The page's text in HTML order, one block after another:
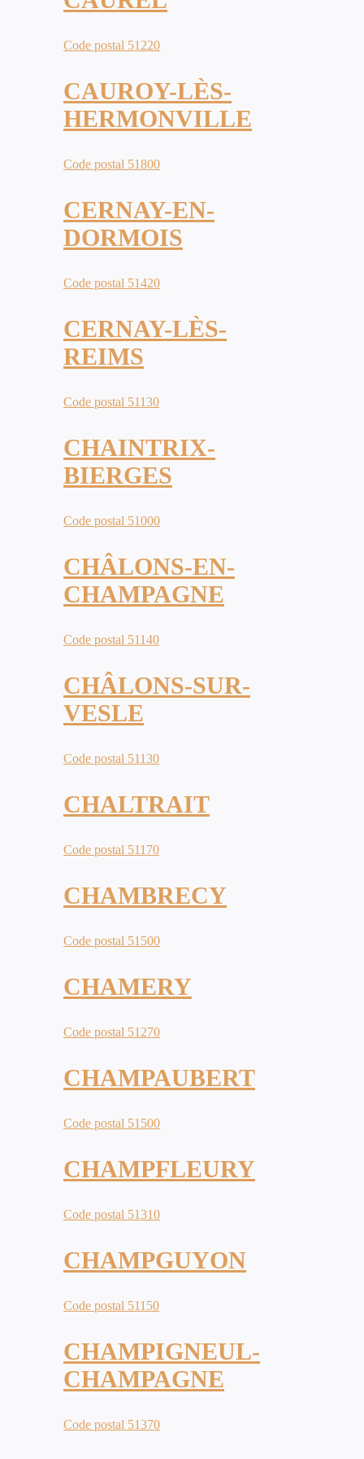
Code postal 51220
CAUROY-LÈS-
HERMONVILLE
Code postal 51800
CERNAY-EN-
DORMOIS
Code postal 51420
CERNAY-LÈS-
REIMS
Code postal 51130
CHAINTRIX-
BIERGES
Code postal 51000
CHÂLONS-EN-
CHAMPAGNE
Code postal 51140
CHÂLONS-SUR-
VESLE
Code postal 51130
CHALTRAIT
Code postal 51170
CHAMBRECY
Code postal 51500
CHAMERY
Code postal 51270
CHAMPAUBERT
Code postal 51500
CHAMPFLEURY
Code postal 51310
CHAMPGUYON
Code postal 51150
CHAMPIGNEUL-
CHAMPAGNE
Code postal 51370